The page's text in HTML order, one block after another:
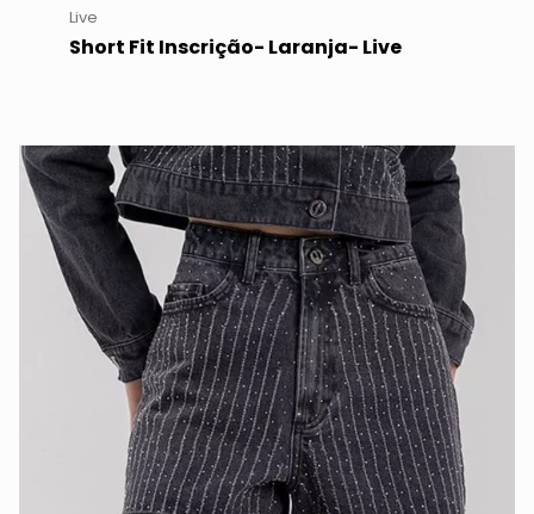
Live
Short Fit Inscrição- Laranja- Live